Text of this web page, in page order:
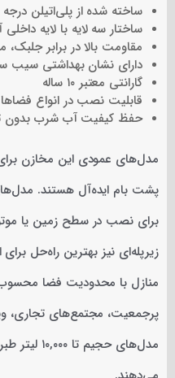
ساخته شده از پلی‌اتیلن
ساختار سه لایه با لایه داخلی
مقاومت بالا در برابر
دارای نشان بهداشتی سیب
گارانتی معتبر ۱۰ ساله
قابلیت نصب در انواع
حفظ کیفیت آب شرب بدون
مدل‌های عمودی این مخازن
پشت بام ایده‌آل هستند.
برای نصب در سطح زمین یا
زیرپله‌ای نیز بهترین راه‌حل
منازل با محدودیت فضا
پرجمعیت، مجتمع‌های تجاری،
مدل‌های